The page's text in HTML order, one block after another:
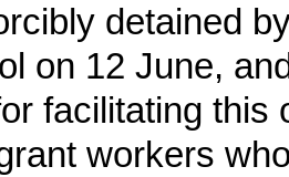
detained
on 12 June,
facilitating this
workers